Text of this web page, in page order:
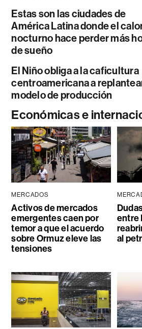
Estas son las ciudades de
América Latina donde el
nocturno hace perder más
de sueño
El Niño obliga a la caficultura
centroamericana a
modelo de producción
Económicas e
MERCADOS
Activos de mercados
emergentes caen por
temor a que el acuerdo
sobre Ormuz eleve las
tensiones
entre
al